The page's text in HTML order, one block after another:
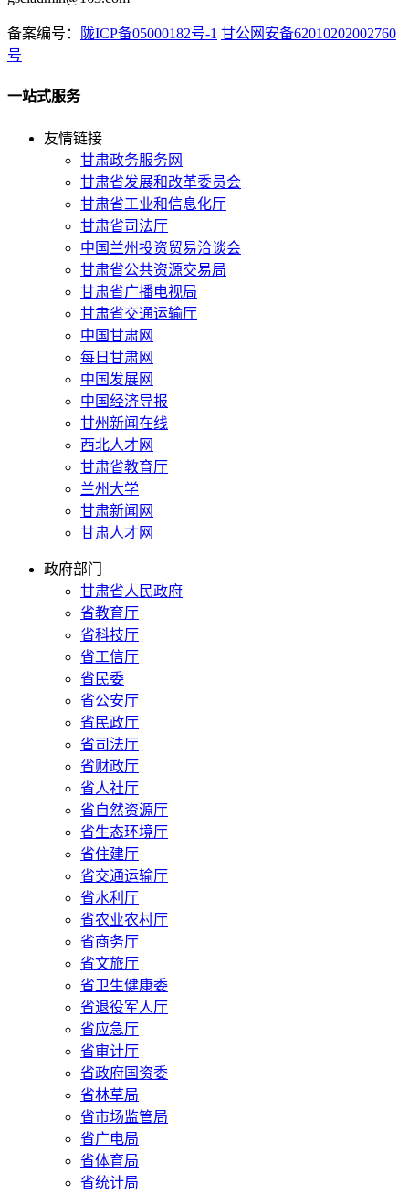
备案编号： 陇ICP备05000182号-1 甘公网安备62010202002760
号
一站式服务
友情链接
甘肃政务服务网
甘肃省发展和改革委员会
甘肃省工业和信息化厅
甘肃省司法厅
中国兰州投资贸易洽谈会
甘肃省公共资源交易局
甘肃省广播电视局
甘肃省交通运输厅
中国甘肃网
每日甘肃网
中国发展网
中国经济导报
甘州新闻在线
西北人才网
甘肃省教育厅
兰州大学
甘肃新闻网
甘肃人才网
政府部门
甘肃省人民政府
省教育厅
省科技厅
省工信厅
省民委
省公安厅
省民政厅
省司法厅
省财政厅
省人社厅
省自然资源厅
省生态环境厅
省住建厅
省交通运输厅
省水利厅
省农业农村厅
省商务厅
省文旅厅
省卫生健康委
省退役军人厅
省应急厅
省审计厅
省政府国资委
省林草局
省市场监管局
省广电局
省体育局
省统计局